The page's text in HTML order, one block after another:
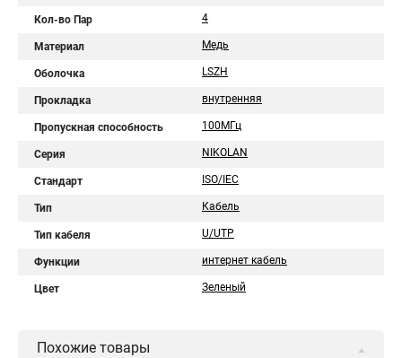
Кол-во Пар 4
Материал Медь
Оболочка LSZH
Прокладка внутренняя
Пропускная способность 100МГц
Серия NIKOLAN
Стандарт ISO/IEC
Тип Кабель
Тип кабеля U/UTP
Функции интернет кабель
Цвет Зеленый
Похожие товары